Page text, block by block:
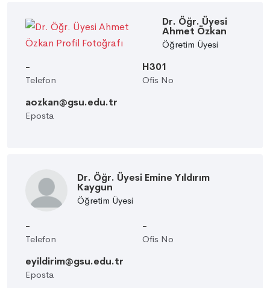
Dr. Öğr. Üyesi
Ahmet Özkan
Öğretim Üyesi
-
Telefon
H301
Ofis No
aozkan@gsu.edu.tr
Eposta
Dr. Öğr. Üyesi Emine Yıldırım
Kaygun
Öğretim Üyesi
-
Telefon
-
Ofis No
eyildirim@gsu.edu.tr
Eposta